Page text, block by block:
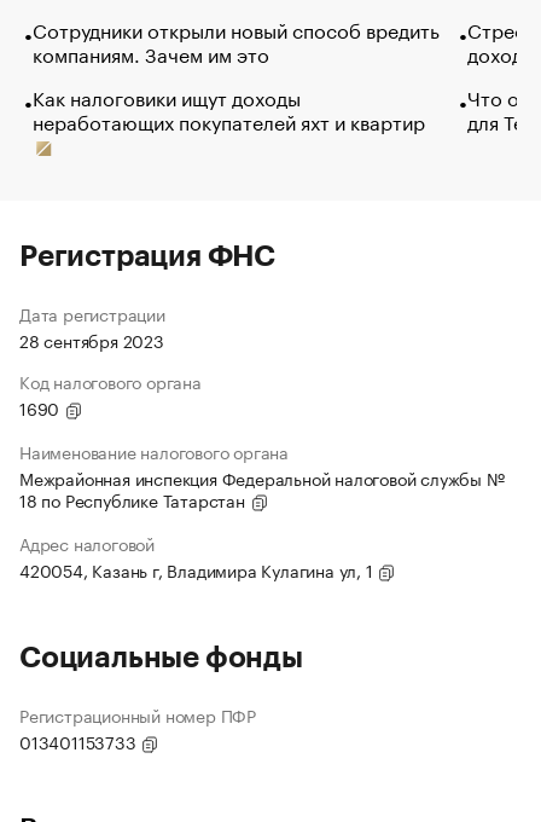
Сотрудники открыли новый способ вредить
компаниям. Зачем им это
Как налоговики ищут доходы
неработающих покупателей яхт и квартир
Что
для
Регистрация ФНС
Дата регистрации
28 сентября 2023
Код налогового органа
1690
Наименование налогового органа
Межрайонная инспекция Федеральной налоговой службы №
18 по Республике Татарстан
Адрес налоговой
420054, Казань г, Владимира Кулагина ул, 1
Социальные фонды
Регистрационный номер ПФР
013401153733